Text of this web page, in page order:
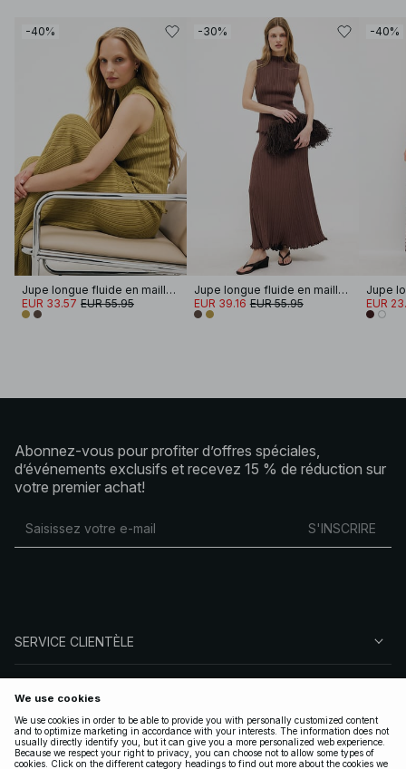
-40%
Jupe longue fluide en maille côtelée
EUR 33.57 EUR 55.95
-30%
Jupe longue fluide en maille côtelée
EUR 39.16 EUR 55.95
-40%
Jupe
EUR
Abonnez-vous pour profiter d’offres spéciales,
d’événements exclusifs et recevez 15 % de réduction sur
votre premier achat!
S'INSCRIRE
SERVICE CLIENTÈLE
SUIVEZ-NOUS